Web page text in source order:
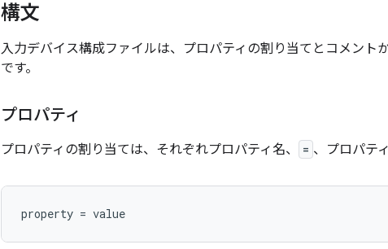
構文
入力デバイス構成ファイルは、プロパティの割り当てとコメント
です。
プロパティ
プロパティの割り当ては、それぞれプロパティ名、 = 、プロパテ